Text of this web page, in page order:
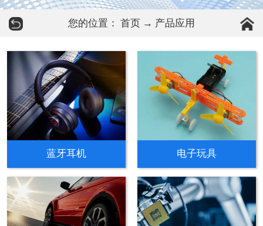
您的位置： 首页 → 产品应用
蓝牙耳机 电子玩具